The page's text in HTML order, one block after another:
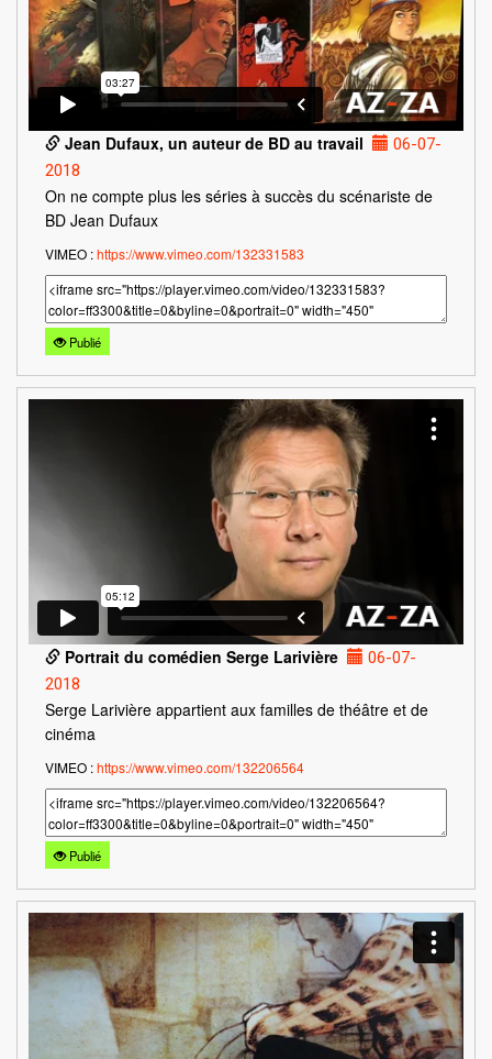
Jean Dufaux, un auteur de BD au travail
06-07-
2018
On ne compte plus les séries à succès du scénariste de
BD Jean Dufaux
VIMEO :https://www.vimeo.com/132331583
Publié
Portrait du comédien Serge Larivière
06-07-
2018
Serge Larivière appartient aux familles de théâtre et de
cinéma
VIMEO :https://www.vimeo.com/132206564
Publié